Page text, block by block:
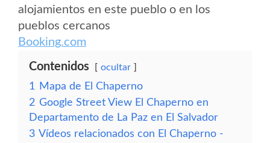
alojamientos en este pueblo o en los
pueblos cercanos
Booking.com
Contenidos ocultar
1
Mapa de El Chaperno
2 Google Street View El Chaperno en
Departamento de La Paz en El Salvador
3 Vídeos relacionados con El Chaperno -